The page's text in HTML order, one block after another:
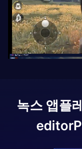
녹스 앱플
editor